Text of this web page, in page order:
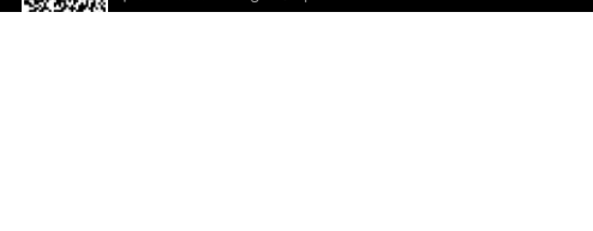
descargar la aplicación!